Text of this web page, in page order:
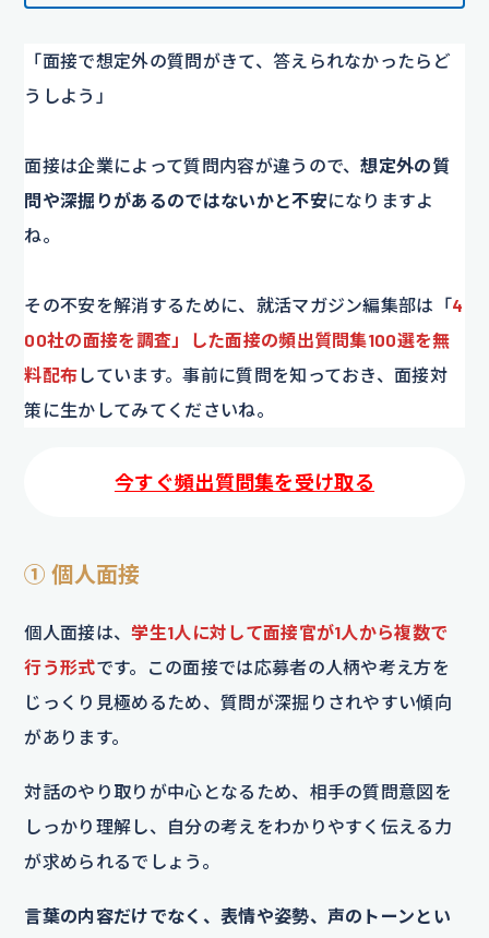
「面接で想定外の質問がきて、答えられなかったらど
うしよう」
面接は企業によって質問内容が違うので、想定外の質
問や深掘りがあるのではないかと不安になりますよ
ね。
その不安を解消するために、就活マガジン編集部は「4
00社の面接を調査」した面接の頻出質問集100選を無
料配布 しています。事前に質問を知っておき、面接対
策に生かしてみてくださいね。
今すぐ頻出質問集を受け取る
① 個人面接
個人面接は、学生1人に対して面接官が1人から複数で
行う形式です。この面接では応募者の人柄や考え方を
じっくり見極めるため、質問が深掘りされやすい傾向
があります。
対話のやり取りが中心となるため、相手の質問意図を
しっかり理解し、自分の考えをわかりやすく伝える力
が求められるでしょう。
言葉の内容だけでなく、表情や姿勢、声のトーンとい